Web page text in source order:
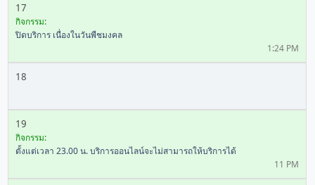
17
กิจกรรม:
ปิดบริการ เนื่องในวันพืชมงคล
1:24 PM
18
19
กิจกรรม:
ตั้งแต่เวลา 23.00 น. บริการออนไลน์จะไม่สามารถให้บริการได้
11 PM